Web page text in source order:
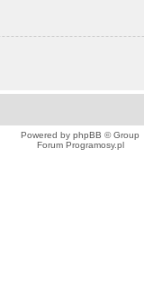
Powered by phpBB © Group
Forum Programosy.pl